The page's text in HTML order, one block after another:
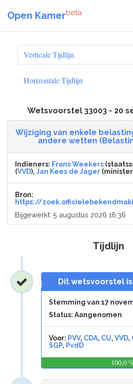
Open Kamerbeta
Verticale Tijdlijn
Horizontale Tijdlijn
Wetsvoorstel 33003 - 20
Wijziging van enkele
andere wetten
Indieners: Frans Weekers
(VVD), Jan Kees de Jager
Bron:
https://
Bijgewerkt: 5 augustus 2026 16:36
Tijdlijn
Dit wetsvoorstel
Stemming van 17
Status: Aangenomen
Voor: PVV, CDA, CU,VVD,
SGP, PvdD
100,0